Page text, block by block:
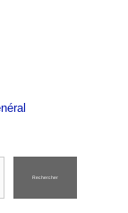
Rechercher